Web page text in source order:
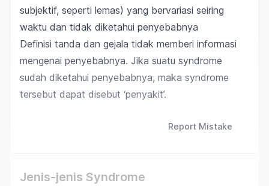
subjektif, seperti lemas) yang bervariasi seiring
waktu dan tidak diketahui penyebabnya
Definisi tanda dan gejala tidak memberi informasi
mengenai penyebabnya. Jika suatu syndrome
sudah diketahui penyebabnya, maka syndrome
tersebut dapat disebut ‘penyakit’.
Report Mistake
Jenis-jenis Syndrome